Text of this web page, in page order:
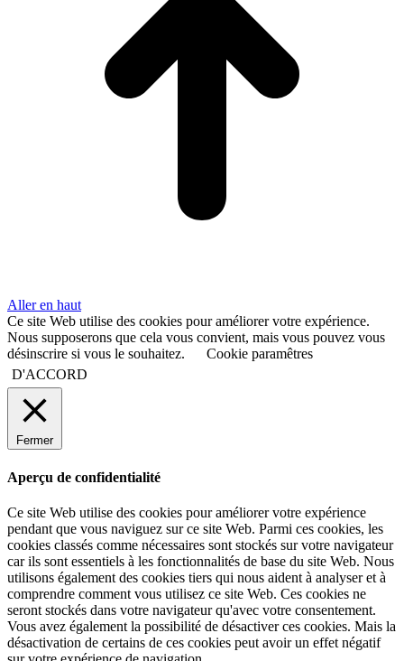
Aller en haut
Ce site Web utilise des cookies pour améliorer votre expérience.
Nous supposerons que cela vous convient, mais vous pouvez vous
désinscrire si vous le souhaitez.
Cookie paramêtres
D'ACCORD
Fermer
Aperçu de confidentialité
Ce site Web utilise des cookies pour améliorer votre expérience
pendant que vous naviguez sur ce site Web. Parmi ces cookies, les
cookies classés comme nécessaires sont stockés sur votre navigateur
car ils sont essentiels à les fonctionnalités de base du site Web. Nous
utilisons également des cookies tiers qui nous aident à analyser et à
comprendre comment vous utilisez ce site Web. Ces cookies ne
seront stockés dans votre navigateur qu'avec votre consentement.
Vous avez également la possibilité de désactiver ces cookies. Mais la
désactivation de certains de ces cookies peut avoir un effet négatif